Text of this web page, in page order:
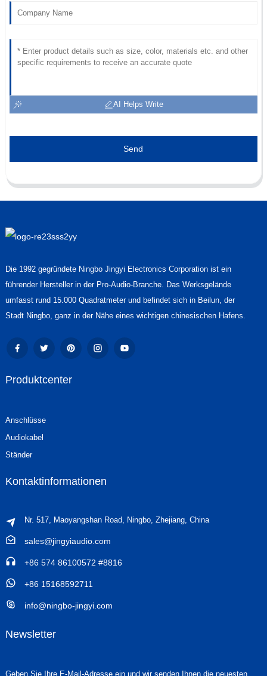
AI Helps Write
Send
Die 1992 gegründete Ningbo Jingyi Electronics Corporation ist ein
führender Hersteller in der Pro-Audio-Branche. Das Werksgelände
umfasst rund 15.000 Quadratmeter und befindet sich in Beilun, der
Stadt Ningbo, ganz in der Nähe eines wichtigen chinesischen Hafens.
Produktcenter
Anschlüsse
Audiokabel
Ständer
Kontaktinformationen
Nr. 517, Maoyangshan Road, Ningbo, Zhejiang, China
sales@jingyiaudio.com
+86 574 86100572 #8816
+86 15168592711
info@ningbo-jingyi.com
Newsletter
Geben Sie Ihre E-Mail-Adresse ein und wir senden Ihnen die neuesten